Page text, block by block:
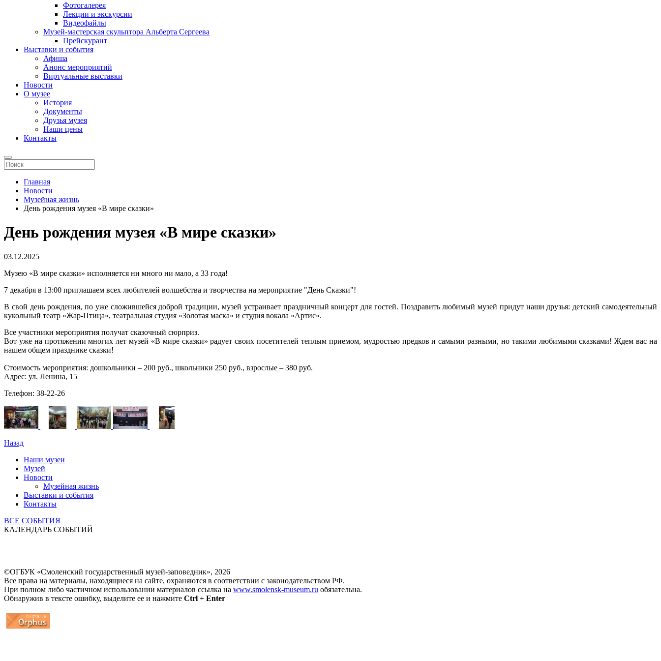
Фотогалерея
Лекции и экскурсии
Видеофайлы
Музей-мастерская скульптора Альберта Сергеева
Прейскурант
Выставки и события
Афиша
Анонс мероприятий
Виртуальные выставки
Новости
О музее
История
Документы
Друзья музея
Наши цены
Контакты
Главная
Новости
Музейная жизнь
День рождения музея «В мире сказки»
День рождения музея «В мире сказки»
03.12.2025
Музею «В мире сказки» исполняется ни много ни мало, а 33 года!
7 декабря в 13:00 приглашаем всех любителей волшебства и творчества на мероприятие "День Сказки"!
В свой день рождения, по уже сложившейся доброй традиции, музей устраивает праздничный концерт для гостей. Поздравить любимый музей придут наши друзья: детский самодеятельный
кукольный театр «Жар-Птица», театральная студия «Золотая маска» и студия вокала «Артис».
Все участники мероприятия получат сказочный сюрприз.
Вот уже на протяжении многих лет музей «В мире сказки» радует своих посетителей теплым приемом, мудростью предков и самыми разными, но такими любимыми сказками! Ждем вас на
нашем общем празднике сказки!
Стоимость мероприятия: дошкольники – 200 руб., школьники 250 руб., взрослые – 380 руб.
Адрес: ул. Ленина, 15
Телефон: 38-22-26
Назад
Наши музеи
Музей
Новости
Музейная жизнь
Выставки и события
Контакты
ВСЕ СОБЫТИЯ
КАЛЕНДАРЬ СОБЫТИЙ
©ОГБУК «Смоленский государственный музей-заповедник», 2026
Все права на материалы, находящиеся на сайте, охраняются в соответствии с законодательством РФ.
При полном либо частичном использовании материалов ссылка на www.smolensk-museum.ru обязательна.
Обнаружив в тексте ошибку, выделите ее и нажмите Ctrl + Enter